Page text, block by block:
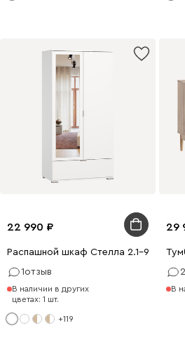
22 990
Распашной шкаф Стелла 2.1-90x200
1отзыв
В наличии в других
цветах: 1 шт.
+119
29
2
В